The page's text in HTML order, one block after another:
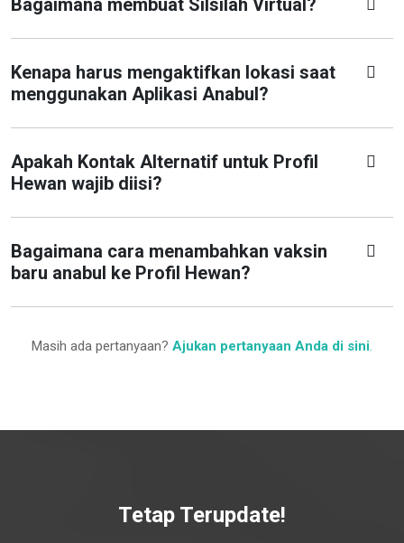
Bagaimana membuat Silsilah Virtual?
Kenapa harus mengaktifkan lokasi saat
menggunakan Aplikasi Anabul?
Apakah Kontak Alternatif untuk Profil
Hewan wajib diisi?
Bagaimana cara menambahkan vaksin
baru anabul ke Profil Hewan?
Masih ada pertanyaan? Ajukan pertanyaan Anda di sini.
Tetap Terupdate!